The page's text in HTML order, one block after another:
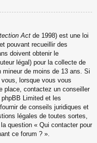
Act de 1998) est une loi
pouvant recueillir des
doivent obtenir le
légal) pour la collecte de
mineur de moins de 13 ans. Si
vous, lorsque vous vous
place, contactez un conseiller
Limited et les
de conseils juridiques et
légales de toutes sortes,
question « Qui contacter pour
ce forum ? ».